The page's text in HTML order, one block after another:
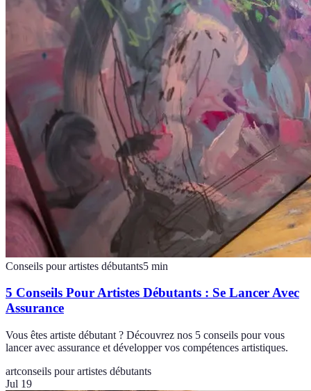
Conseils pour artistes débutants5 min
5 Conseils Pour Artistes Débutants : Se Lancer Avec
Assurance
Vous êtes artiste débutant ? Découvrez nos 5 conseils pour vous
lancer avec assurance et développer vos compétences artistiques.
artconseils pour artistes débutants
Jul 19